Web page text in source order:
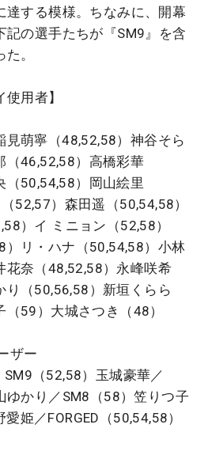
達する模様。ちなみに、開幕
記の選手たちが『SM9』を含
。
使用者】
見萌寧（48,52,58）神谷そら
（46,52,58）高橋彩華
（50,54,58）岡山絵里
52,57）森田遥（50,54,58）
）イ ミニョン（52,58）
）リ・ハナ（50,54,58）小林
花奈（48,52,58）永峰咲希
り（50,56,58）新垣くらら
（59）大城さつき（48）
ザー
（52,58）玉城豪華／
ゆかり／SM8（58）笠りつ子
姫／FORGED（50,54,58）